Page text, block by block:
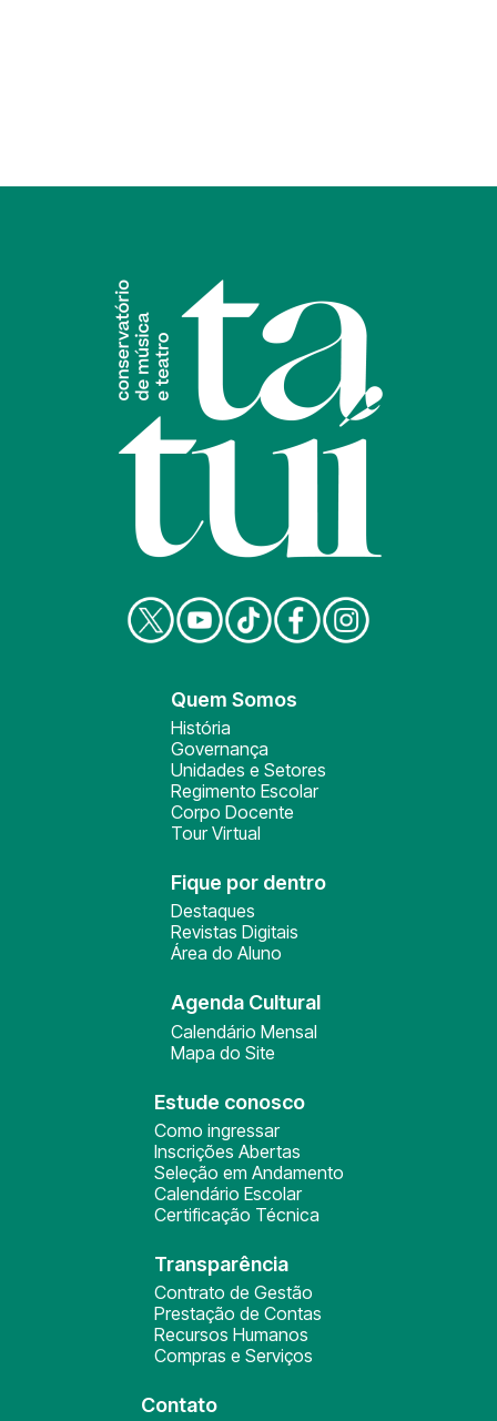
Quem Somos
História
Governança
Unidades e Setores
Regimento Escolar
Corpo Docente
Tour Virtual
Fique por dentro
Destaques
Revistas Digitais
Área do Aluno
Agenda Cultural
Calendário Mensal
Mapa do Site
Estude conosco
Como ingressar
Inscrições Abertas
Seleção em Andamento
Calendário Escolar
Certificação Técnica
Transparência
Contrato de Gestão
Prestação de Contas
Recursos Humanos
Compras e Serviços
Contato